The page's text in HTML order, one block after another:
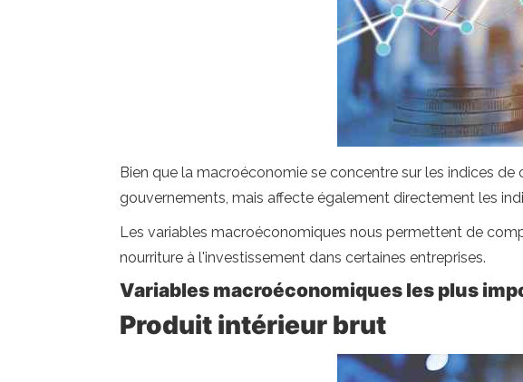
Bien que la macroéconomie se concentre sur les indices
gouvernements, mais affecte également directement les
Les variables macroéconomiques nous permettent de
nourriture à l'investissement dans certaines entreprises.
Variables macroéconomiques les plus
Produit intérieur brut